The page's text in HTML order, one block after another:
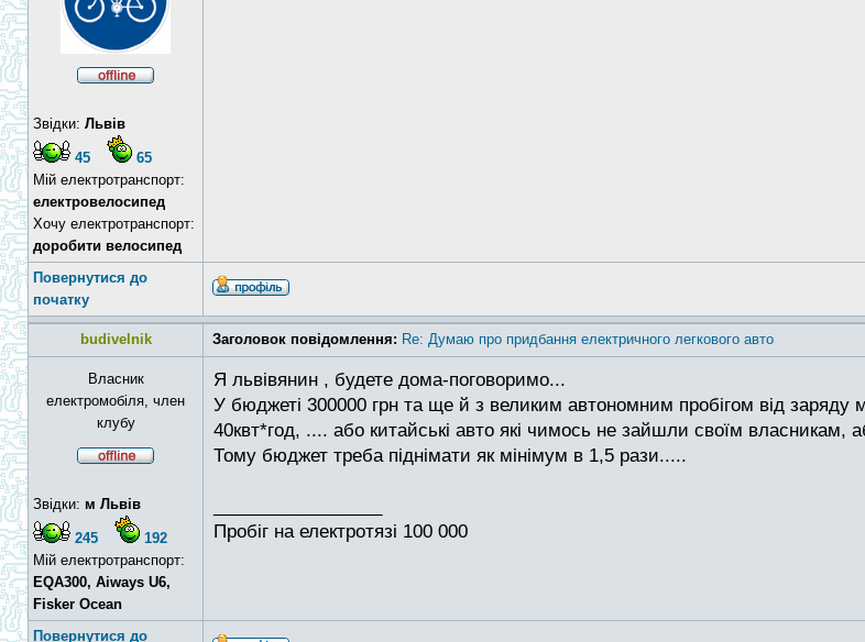
Звідки: Львів
45
65
Мій електротранспорт:
електровелосипед
Хочу електротранспорт:
доробити велосипед
Повернутися до
початку
budivelnik Заголовок повідомлення: Re: Думаю про придбання електричного легкового авто
Власник
електромобіля, член
клубу
Звідки: м Львів
245
192
Мій електротранспорт:
EQA300, Aiways U6,
Fisker Ocean
Я львівянин , будете дома-поговоримо...
У бюджеті 300000 грн та ще й з великим автономним пробігом від
40квт*год, .... або китайські авто які чимось не зайшли своїм власникам,
Тому бюджет треба піднімати як мінімум в 1,5 рази.....
Пробіг на електротязі 100 000
Повернутися до